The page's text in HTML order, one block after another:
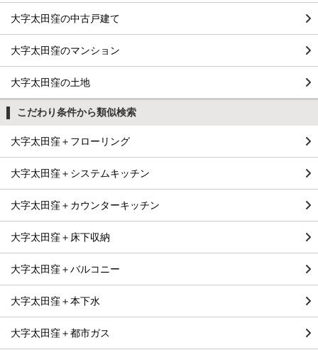
大字太田窪の中古戸建て
大字太田窪のマンション
大字太田窪の土地
こだわり条件から類似検索
大字太田窪＋フローリング
大字太田窪＋システムキッチン
大字太田窪＋カウンターキッチン
大字太田窪＋床下収納
大字太田窪＋バルコニー
大字太田窪＋本下水
大字太田窪＋都市ガス